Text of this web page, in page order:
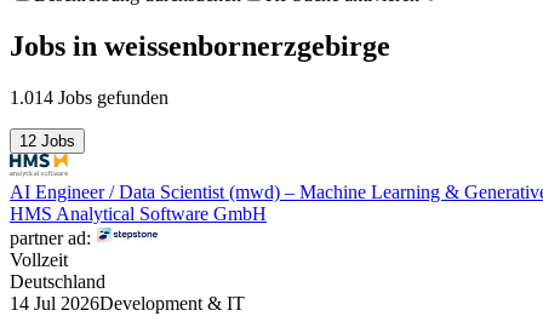
Jobs in weissenbornerzgebirge
1.014 Jobs gefunden
12 Jobs
AI Engineer / Data Scientist (mwd) – Machine Learning &
HMS Analytical Software GmbH
partner ad:
Vollzeit
Deutschland
14 Jul 2026Development & IT